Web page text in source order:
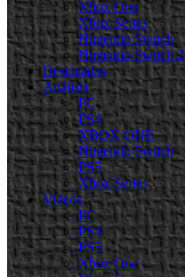
Xbox One
Xbox Series
Nintendo Switch
Nintendo Switch 2
Destacadas
Análisis
PC
PS4
XBOX ONE
Nintendo Switch
PS5
Xbox Series
Videos
PC
PS4
PS5
Xbox One